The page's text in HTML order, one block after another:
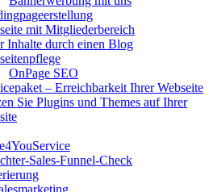
mit Mitgliederbereich
Inhalte durch einen Blog
OnPage SEO
– Erreichbarkeit Ihrer Webseite
Sie Plugins und Themes auf Ihrer
Sales-Funnel-Check